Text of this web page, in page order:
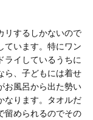
リするしかないので
ています。特にワン
ライしているうちに
ら、子どもには着せ
お風呂から出た勢い
なります。タオルだ
留められるのでその